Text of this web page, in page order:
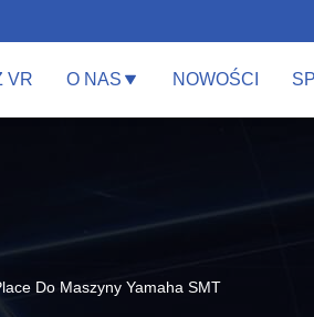
VR O NAS NOWOŚCI
Do Maszyny Yamaha SMT